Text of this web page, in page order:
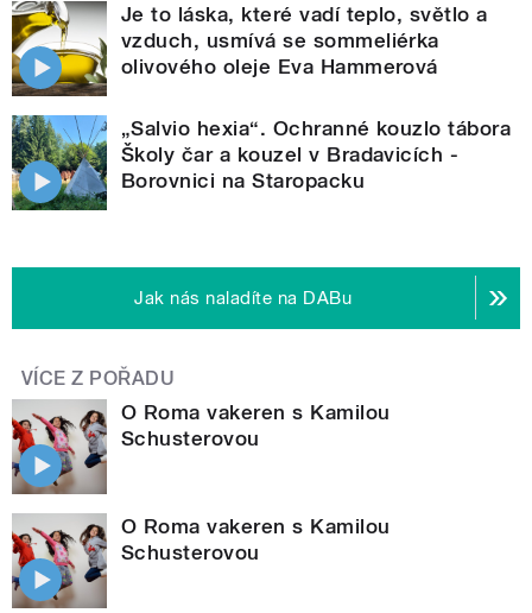
Je to láska, které vadí teplo, světlo a
vzduch, usmívá se sommeliérka
olivového oleje Eva Hammerová
„Salvio hexia“. Ochranné kouzlo tábora
Školy čar a kouzel v Bradavicích -
Borovnici na Staropacku
Jak nás naladíte na DABu
VÍCE Z POŘADU
O Roma vakeren s Kamilou
Schusterovou
O Roma vakeren s Kamilou
Schusterovou